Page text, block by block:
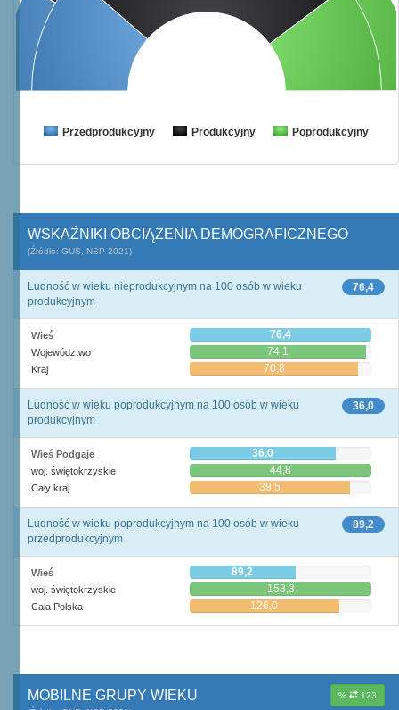
Przedprodukcyjny Produkcyjny Poprodukcyjny
WSKAŹNIKI OBCIĄŻENIA DEMOGRAFICZNEGO
(Źródło: GUS, NSP 2021)
76,4
Ludność w wieku nieprodukcyjnym na 100 osób w wieku
produkcyjnym
Wieś 76,4
Województwo 74,1
Kraj 70,8
36,0
Ludność w wieku poprodukcyjnym na 100 osób w wieku
produkcyjnym
Wieś Podgaje 36,0
woj. świętokrzyskie 44,8
Cały kraj 39,5
89,2
Ludność w wieku poprodukcyjnym na 100 osób w wieku
przedprodukcyjnym
Wieś 89,2
woj. świętokrzyskie 153,3
Cała Polska 126,0
% 123
MOBILNE GRUPY WIEKU